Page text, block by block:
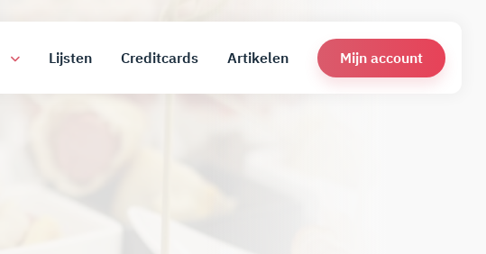
Lijsten Creditcards Artikelen Mijn account